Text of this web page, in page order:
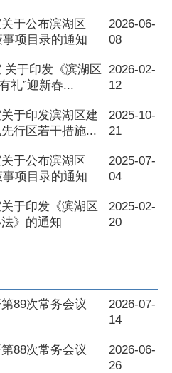
于公布滨湖区
项目录的通知
2026-06-
08
关于印发《滨湖区
礼”迎新春...
2026-02-
12
于印发滨湖区建
行区若干措施...
2025-10-
21
于公布滨湖区
项目录的通知
2025-07-
04
于印发《滨湖区
》的通知
2025-02-
20
89次常务会议
2026-07-
14
88次常务会议
2026-06-
26